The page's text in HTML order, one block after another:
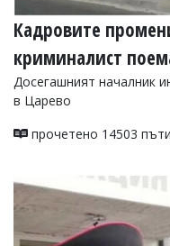
Кадровите
криминалист
Досегашният началник
в Царево
прочетено 14503 пъти